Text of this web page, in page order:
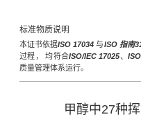
标准物质说明
本证书依据ISO 17034 与ISO 指南
过程， 均符合ISO/IEC 17025、
质量管理体系运行。
甲醇中27种